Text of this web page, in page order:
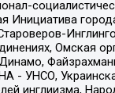
Инициатива
Омская
- УНСО,
инглиизма,